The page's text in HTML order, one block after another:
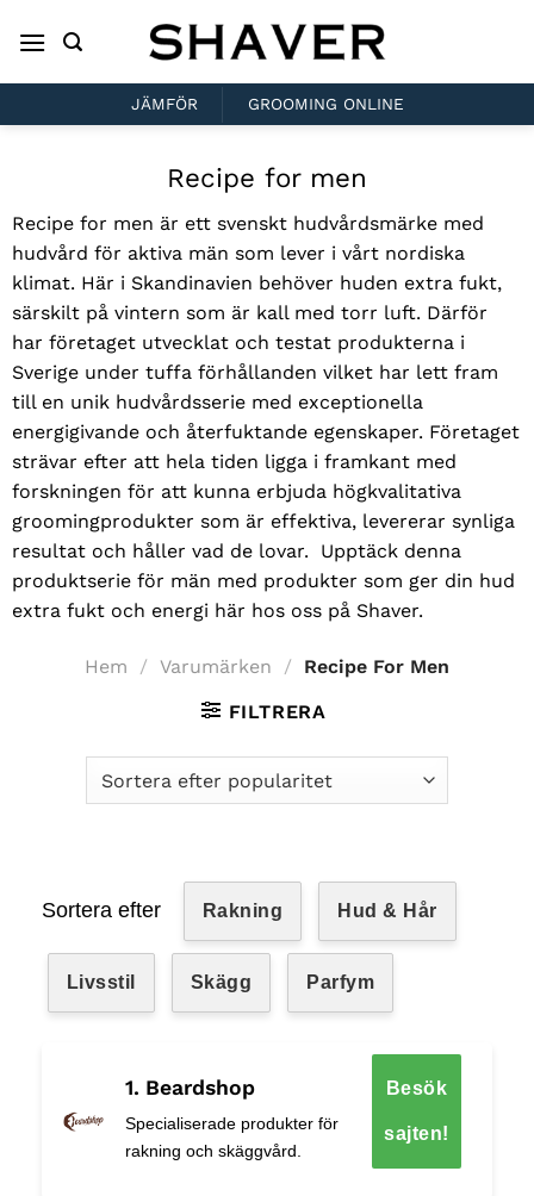
JÄMFÖR GROOMING ONLINE
Recipe for men
Recipe for men är ett svenskt hudvårdsmärke med
hudvård för aktiva män som lever i vårt nordiska
klimat. Här i Skandinavien behöver huden extra fukt,
särskilt på vintern som är kall med torr luft. Därför
har företaget utvecklat och testat produkterna i
Sverige under tuffa förhållanden vilket har lett fram
till en unik hudvårdsserie med exceptionella
energigivande och återfuktande egenskaper. Företaget
strävar efter att hela tiden ligga i framkant med
forskningen för att kunna erbjuda högkvalitativa
groomingprodukter som är effektiva, levererar synliga
resultat och håller vad de lovar.
Upptäck denna
produktserie för män med produkter som ger din hud
extra fukt och energi här hos oss på Shaver.
Hem / Varumärken /
Recipe For Men
FILTRERA
Sortera efter Rakning Hud & Hår
Livsstil Skägg Parfym
1. Beardshop
Specialiserade produkter för
rakning och skäggvård.
Besök
sajten!